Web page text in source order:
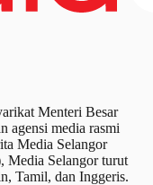
Menteri Besar
agensi media rasmi
Media Selangor
Media Selangor turut
Tamil, dan Inggeris.